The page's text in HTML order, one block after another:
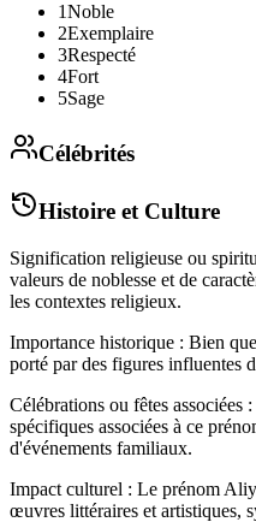
1Noble
2Exemplaire
3Respecté
4Fort
5Sage
Célébrités
Histoire et Culture
Signification religieuse ou
valeurs de noblesse et de
les contextes religieux.
Importance historique : Bien
porté par des figures influentes
Célébrations ou fêtes associées
spécifiques associées à ce
d'événements familiaux.
Impact culturel : Le prénom
œuvres littéraires et artistiques,